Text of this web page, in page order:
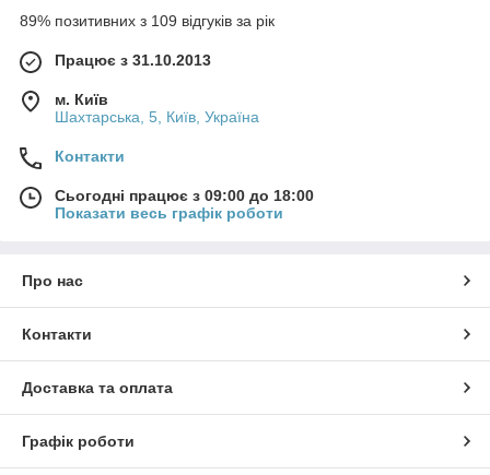
89% позитивних з 109 відгуків за рік
Працює з 31.10.2013
м. Київ
Шахтарська, 5, Київ, Україна
Контакти
Сьогодні працює з 09:00 до 18:00
Показати весь графік роботи
Про нас
Контакти
Доставка та оплата
Графік роботи